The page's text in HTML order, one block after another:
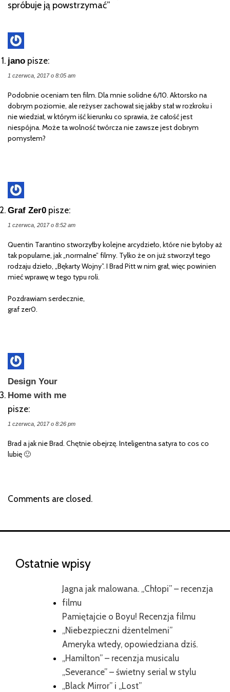
spróbuje ją powstrzymać”
jano pisze:
1 czerwca, 2017 o 8:05 am
Podobnie oceniam ten film. Dla mnie solidne 6/10. Aktorsko na
dobrym poziomie, ale reżyser zachował się jakby stał w rozkroku i
nie wiedział, w którym iść kierunku co sprawia, że całość jest
niespójna. Może ta wolność twórcza nie zawsze jest dobrym
pomysłem?
Graf Zer0 pisze:
1 czerwca, 2017 o 8:52 am
Quentin Tarantino stworzyłby kolejne arcydzieło, które nie byłoby aż
tak popularne, jak „normalne” filmy. Tylko że on już stworzył tego
rodzaju dzieło, „Bękarty Wojny”. I Brad Pitt w nim grał, więc powinien
mieć wprawę w tego typu roli.
Pozdrawiam serdecznie,
graf zer0.
Design Your
Home with me
pisze:
1 czerwca, 2017 o 8:26 pm
Brad a jak nie Brad. Chętnie obejrzę. Inteligentna satyra to cos co
lubię 🙂
Comments are closed.
Ostatnie wpisy
Jagna jak malowana. „Chłopi” – recenzja
filmu
Pamiętajcie o Boyu! Recenzja filmu
„Niebezpieczni dżentelmeni”
Ameryka wtedy, opowiedziana dziś.
„Hamilton” – recenzja musicalu
„Severance” – świetny serial w stylu
„Black Mirror” i „Lost”